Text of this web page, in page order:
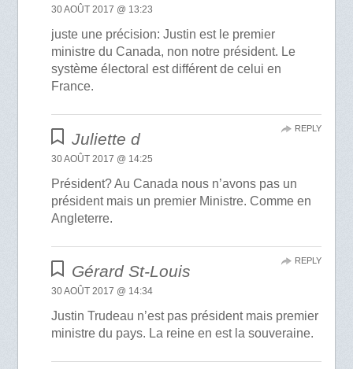
30 AOÛT 2017 @ 13:23
juste une précision: Justin est le premier
ministre du Canada, non notre président. Le
système électoral est différent de celui en
France.
Juliette d
30 AOÛT 2017 @ 14:25
Président? Au Canada nous n’avons pas un
président mais un premier Ministre. Comme en
Angleterre.
REPLY
Gérard St-Louis
30 AOÛT 2017 @ 14:34
Justin Trudeau n’est pas président mais premier
ministre du pays. La reine en est la souveraine.
REPLY